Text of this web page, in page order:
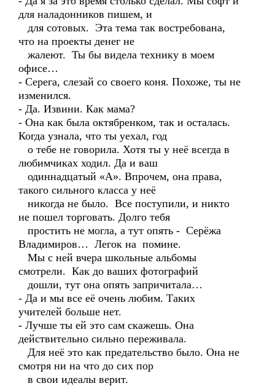
для наладонников пишем, и
для сотовых. Эта тема так востребована,
что на проекты денег не
жалеют. Ты бы видела технику в моем
офисе…
- Серега, слезай со своего коня. Похоже, ты не
изменился.
- Да. Извини. Как мама?
- Она как была октябренком, так и осталась.
Когда узнала, что ты уехал, год
о тебе не говорила. Хотя ты у неё всегда в
любимчиках ходил. Да и ваш
одиннадцатый «А». Впрочем, она права,
такого сильного класса у неё
никогда не было. Все поступили, и никто
не пошел торговать. Долго тебя
простить не могла, а тут опять - Серёжа
Владимиров… Легок на помине.
Мы с ней вчера школьные альбомы
смотрели. Как до ваших фотографий
дошли, тут она опять запричитала…
- Да и мы все её очень любим. Таких
учителей больше нет.
- Лучше ты ей это сам скажешь. Она
действительно сильно переживала.
Для неё это как предательство было. Она не
смотря ни на что до сих пор
в свои идеалы верит.